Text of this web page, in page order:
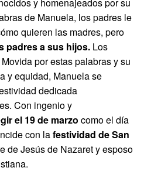
de Manuela, los padres le
quieren las madres, pero
padres a sus hijos. Los
por estas palabras y su
y equidad, Manuela se
dedicada
Con ingenio y
el 19 de marzo como el día
con lafestividad de San
de Jesús de Nazaret y esposo